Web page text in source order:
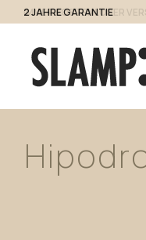
2 JAHRE GARANTIE
Alle Produkte
Uebers uns